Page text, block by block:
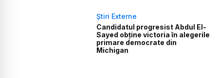
Știri Externe
Candidatul progresist Abdul El-
Sayed obține victoria în alegerile
primare democrate din
Michigan